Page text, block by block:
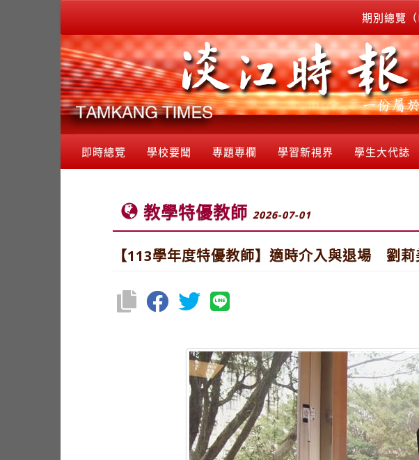
期別總覽（
即時總覽 學校要聞 專題專欄 學習新視界 學生大代誌
教學特優教師 2026-07-01
【113學年度特優教師】適時介入與退場 劉